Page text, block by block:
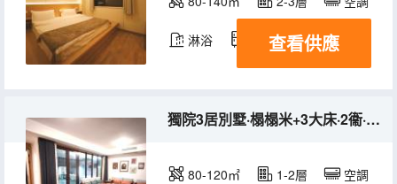
淋浴 冰箱查看供應
獨院3居別墅·榻榻米+3大床·2衞·燒烤·麻將
80-120㎡ 1-2層 空調